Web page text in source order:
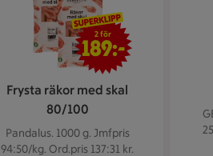
Frysta räkor med skal
80/100
Pandalus. 1000 g. Jmfpris
94:50/kg. Ord.pris 137:31 kr.
2 för 189 kr
2 för
189:-